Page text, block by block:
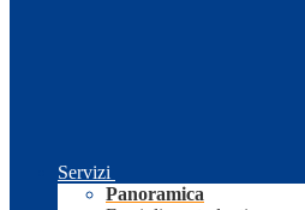
Servizi
Panoramica